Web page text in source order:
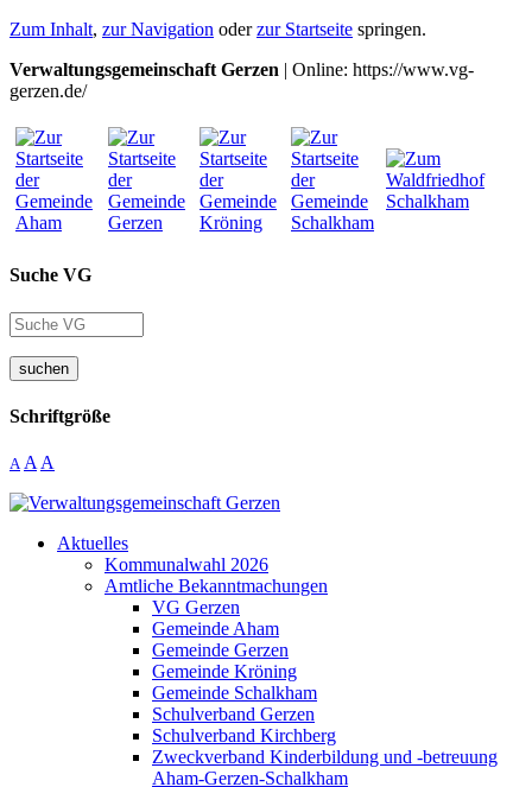
Zum Inhalt, zur Navigation oderzur Startseite springen.
Verwaltungsgemeinschaft Gerzen | Online: https://www.vg-
gerzen.de/
Suche VG
suchen
Schriftgröße
A A A
Aktuelles
Kommunalwahl 2026
Amtliche Bekanntmachungen
VG Gerzen
Gemeinde Aham
Gemeinde Gerzen
Gemeinde Kröning
Gemeinde Schalkham
Schulverband Gerzen
Schulverband Kirchberg
Zweckverband Kinderbildung und -betreuung
Aham-Gerzen-Schalkham